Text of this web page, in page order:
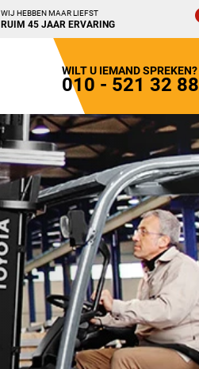
WIJ HEBBEN MAAR LIEFST
RUIM 45 JAAR ERVARING
WILT U IEMAND SPREKEN?
010 - 521 32 88